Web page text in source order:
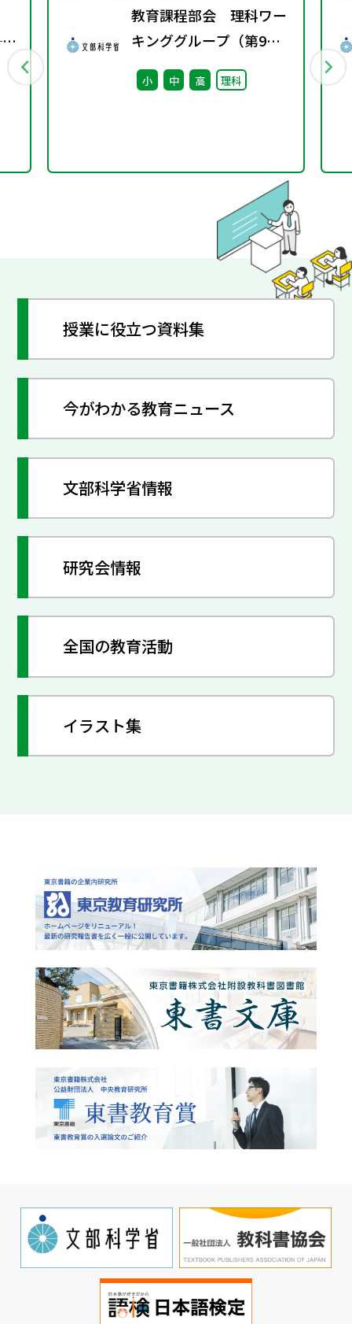
教育課程部会 理科ワー
キンググループ（第9
回） 配付資料
小 中 高 理科
授業に役立つ資料集
今がわかる教育ニュース
文部科学省情報
研究会情報
全国の教育活動
イラスト集